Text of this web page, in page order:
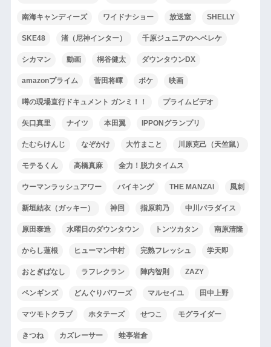
南海キャンディーズ ワイドナショー 放送室 SHELLY
SKE48 渚（尼神インター） 千原ジュニアのヘベレケ
シカマン 動画 桐谷健太 ダウンタウンDX
amazonプライム 菅田将暉 ボケ 映画
噂の現場直行ドキュメント ガンミ！！ プライムビデオ
矢口真里 ナイツ 本田翼 IPPONグランプリ
たむらけんじ なぞかけ 大竹まこと 川原克己（天竺鼠）
モテるくん 高橋真麻 全力！脱力タイムス
ウーマンラッシュアワー バイキング THE MANZAI 風刺
新垣結衣（ガッキー） 神回 指原莉乃 中川パラダイス
原田泰造 水曜日のダウンタウン トンツカタン 南原清隆
からし蓮根 ヒューマン中村 完熟フレッシュ 学天即
おとぎばなし ラフレクラン 陣内智則 ZAZY
ペンギンズ どんぐりパワーズ マルセイユ 田中上野
マツモトクラブ ホタテーズ せつこ モグライダー
きつね カズレーサー 蛙亭岩倉